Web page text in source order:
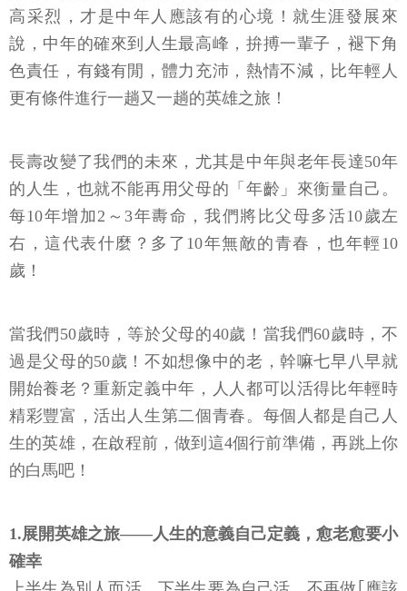
高采烈，才是中年人應該有的心境！就生涯發展來
說，中年的確來到人生最高峰，拚搏一輩子，褪下角
色責任，有錢有閒，體力充沛，熱情不減，比年輕人
更有條件進行一趟又一趟的英雄之旅！
長壽改變了我們的未來，尤其是中年與老年長達50年
的人生，也就不能再用父母的「年齡」來衡量自己。
每10年增加2～3年夀命，我們將比父母多活10歲左
右，這代表什麼？多了10年無敵的青春，也年輕10
歲！
當我們50歲時，等於父母的40歲！當我們60歲時，不
過是父母的50歲！不如想像中的老，幹嘛七早八早就
開始養老？重新定義中年，人人都可以活得比年輕時
精彩豐富，活出人生第二個青春。每個人都是自己人
生的英雄，在啟程前，做到這4個行前準備，再跳上你
的白馬吧！
1.展開英雄之旅——人生的意義自己定義，愈老愈要小
確幸